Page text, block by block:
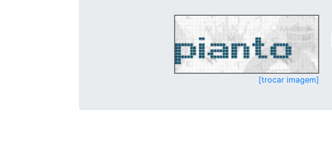
[trocar imagem]